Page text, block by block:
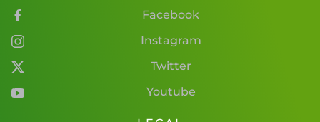
Facebook
Instagram
Twitter
Youtube